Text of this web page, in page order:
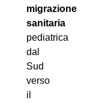
migrazione
sanitaria
pediatrica
dal
Sud
verso
il